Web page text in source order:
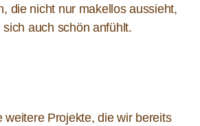
die nicht nur makellos aussieht,
sich auch schön anfühlt.
weitere Projekte, die wir bereits